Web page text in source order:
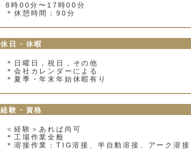
8時00分〜17時00分
＊休憩時間：90分
休日・休暇
＊日曜日，祝日，その他
＊会社カレンダーによる
＊夏季・年末年始休暇有り
経験・資格
＜経験＞あれば尚可
＊工場作業全般
＊溶接作業：TIG溶接、半自動溶接、アーク溶接